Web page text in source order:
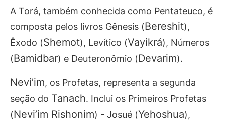
A Torá, também conhecida como Pentateuco, é
composta pelos livros Gênesis (Bereshit),
Êxodo (Shemot), Levítico (Vayikrá), Números
(Bamidbar) e Deuteronômio (Devarim).
Nevi’im, os Profetas, representa a segunda
seção do Tanach. Inclui os Primeiros Profetas
(Nevi’im Rishonim) - Josué (Yehoshua),